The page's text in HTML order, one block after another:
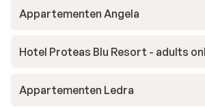
Appartementen Angela
Hotel Proteas Blu Resort - adults
Appartementen Ledra